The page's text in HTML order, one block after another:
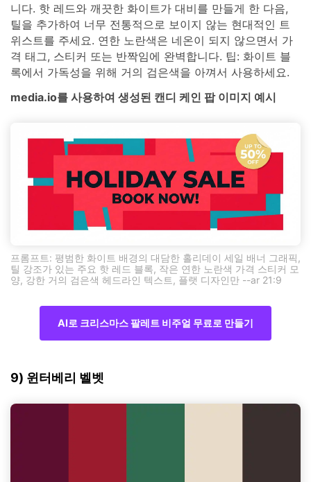
니다. 핫 레드와 깨끗한 화이트가 대비를 만들게 한 다음,
틸을 추가하여 너무 전통적으로 보이지 않는 현대적인 트
위스트를 주세요. 연한 노란색은 네온이 되지 않으면서 가
격 태그, 스티커 또는 반짝임에 완벽합니다. 팁: 화이트 블
록에서 가독성을 위해 거의 검은색을 아껴서 사용하세요.
media.io를 사용하여 생성된 캔디 케인 팝 이미지 예시
프롬프트: 평범한 화이트 배경의 대담한 홀리데이 세일 배너 그래픽,
틸 강조가 있는 주요 핫 레드 블록, 작은 연한 노란색 가격 스티커 모
양, 강한 거의 검은색 헤드라인 텍스트, 플랫 디자인만 --ar 21:9
AI로 크리스마스 팔레트 비주얼 무료로 만들기
9) 윈터베리 벨벳